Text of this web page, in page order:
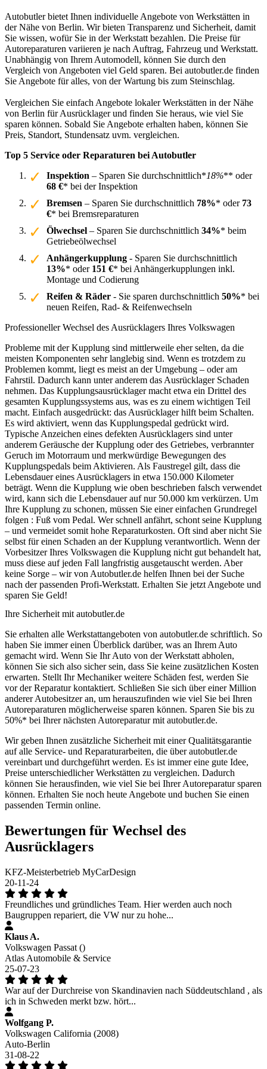
Autobutler bietet Ihnen individuelle Angebote von Werkstätten in
der Nähe von Berlin. Wir bieten Transparenz und Sicherheit, damit
Sie wissen, wofür Sie in der Werkstatt bezahlen. Die Preise für
Autoreparaturen variieren je nach Auftrag, Fahrzeug und Werkstatt.
Unabhängig von Ihrem Automodell, können Sie durch den
Vergleich von Angeboten viel Geld sparen. Bei autobutler.de finden
Sie Angebote für alles, von der Wartung bis zum Steinschlag.
Vergleichen Sie einfach Angebote lokaler Werkstätten in der Nähe
von Berlin für Ausrücklager und finden Sie heraus, wie viel Sie
sparen können. Sobald Sie Angebote erhalten haben, können Sie
Preis, Standort, Stundensatz uvm. vergleichen.
Top 5 Service oder Reparaturen bei Autobutler
Inspektion – Sparen Sie durchschnittlich*18%** oder
68 €* bei der Inspektion
Bremsen – Sparen Sie durchschnittlich 78%* oder 73
€* bei Bremsreparaturen
Ölwechsel – Sparen Sie durchschnittlich 34%* beim
Getriebeölwechsel
Anhängerkupplung - Sparen Sie durchschnittlich
13%* oder 151 €* bei Anhängerkupplungen inkl.
Montage und Codierung
Reifen & Räder - Sie sparen durchschnittlich 50%* bei
neuen Reifen, Rad- & Reifenwechseln
Professioneller Wechsel des Ausrücklagers Ihres Volkswagen
Probleme mit der Kupplung sind mittlerweile eher selten, da die
meisten Komponenten sehr langlebig sind. Wenn es trotzdem zu
Problemen kommt, liegt es meist an der Umgebung – oder am
Fahrstil. Dadurch kann unter anderem das Ausrücklager Schaden
nehmen. Das Kupplungsausrücklager macht etwa ein Drittel des
gesamten Kupplungssystems aus, was es zu einem wichtigen Teil
macht. Einfach ausgedrückt: das Ausrücklager hilft beim Schalten.
Es wird aktiviert, wenn das Kupplungspedal gedrückt wird.
Typische Anzeichen eines defekten Ausrücklagers sind unter
anderem Geräusche der Kupplung oder des Getriebes, verbrannter
Geruch im Motorraum und merkwürdige Bewegungen des
Kupplungspedals beim Aktivieren. Als Faustregel gilt, dass die
Lebensdauer eines Ausrücklagers in etwa 150.000 Kilometer
beträgt. Wenn die Kupplung wie oben beschrieben falsch verwendet
wird, kann sich die Lebensdauer auf nur 50.000 km verkürzen. Um
Ihre Kupplung zu schonen, müssen Sie einer einfachen Grundregel
folgen : Fuß vom Pedal. Wer schnell anfährt, schont seine Kupplung
– und vermeidet somit hohe Reparaturkosten. Oft sind aber nicht Sie
selbst für einen Schaden an der Kupplung verantwortlich. Wenn der
Vorbesitzer Ihres Volkswagen die Kupplung nicht gut behandelt hat,
muss diese auf jeden Fall langfristig ausgetauscht werden. Aber
keine Sorge – wir von Autobutler.de helfen Ihnen bei der Suche
nach der passenden Profi-Werkstatt. Erhalten Sie jetzt Angebote und
sparen Sie Geld!
Ihre Sicherheit mit autobutler.de
Sie erhalten alle Werkstattangeboten von autobutler.de schriftlich. So
haben Sie immer einen Überblick darüber, was an Ihrem Auto
gemacht wird. Wenn Sie Ihr Auto von der Werkstatt abholen,
können Sie sich also sicher sein, dass Sie keine zusätzlichen Kosten
erwarten. Stellt Ihr Mechaniker weitere Schäden fest, werden Sie
vor der Reparatur kontaktiert. Schließen Sie sich über einer Million
anderer Autobesitzer an, um herauszufinden wie viel Sie bei Ihren
Autoreparaturen möglicherweise sparen können. Sparen Sie bis zu
50%* bei Ihrer nächsten Autoreparatur mit autobutler.de.
Wir geben Ihnen zusätzliche Sicherheit mit einer Qualitätsgarantie
auf alle Service- und Reparaturarbeiten, die über autobutler.de
vereinbart und durchgeführt werden. Es ist immer eine gute Idee,
Preise unterschiedlicher Werkstätten zu vergleichen. Dadurch
können Sie herausfinden, wie viel Sie bei Ihrer Autoreparatur sparen
können. Erhalten Sie noch heute Angebote und buchen Sie einen
passenden Termin online.
Bewertungen für Wechsel des
Ausrücklagers
KFZ-Meisterbetrieb MyCarDesign
20-11-24
Freundliches und gründliches Team. Hier werden auch noch
Baugruppen repariert, die VW nur zu hohe...
Klaus A.
Volkswagen Passat ()
Atlas Automobile & Service
25-07-23
War auf der Durchreise von Skandinavien nach Süddeutschland , als
ich in Schweden merkt bzw. hört...
Wolfgang P.
Volkswagen California (2008)
Auto-Berlin
31-08-22